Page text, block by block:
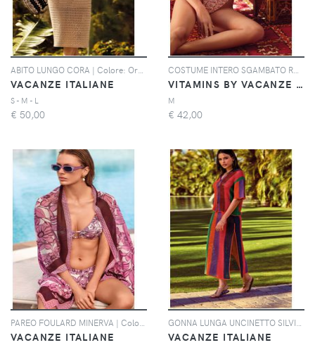
VACANZE ITALIANE
S - M - L
€ 50,00
VITAMINS BY VACANZE ITALIANE
M
€ 42,00
VACANZE ITALIANE VACANZE ITALIANE